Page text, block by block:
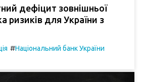
дефіцит зовнішньої
ризиків для України з
#Національний банк України